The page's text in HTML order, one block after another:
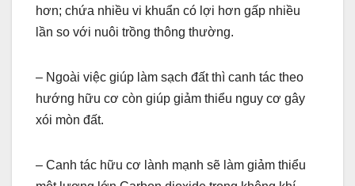
hơn; chứa nhiều vi khuẩn có lợi hơn gấp nhiều
lần so với nuôi trồng thông thường.
– Ngoài việc giúp làm sạch đất thì canh tác theo
hướng hữu cơ còn giúp giảm thiểu nguy cơ gây
xói mòn đất.
– Canh tác hữu cơ lành mạnh sẽ làm giảm thiểu